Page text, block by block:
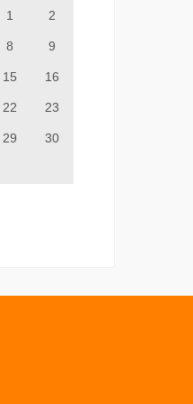
1 2
8 9
15 16
22 23
29 30